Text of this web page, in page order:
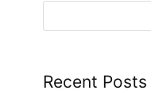
Recent Posts